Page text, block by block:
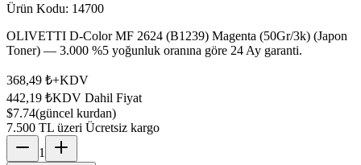
Ürün Kodu: 14700
OLIVETTI D-Color MF 2624 (B1239) Magenta (50Gr/3k) (Japon
Toner) — 3.000 %5 yoğunluk oranına göre 24 Ay garanti.
368,49 ₺+KDV
442,19 ₺KDV Dahil Fiyat
$7.74(güncel kurdan)
7.500 TL üzeri Ücretsiz kargo
1